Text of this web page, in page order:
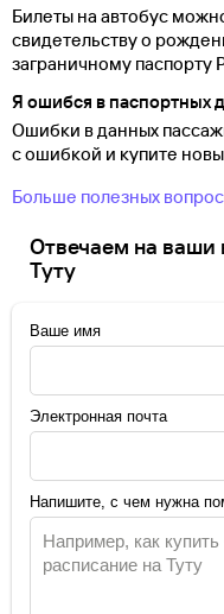
Билеты на автобус
свидетельству о
заграничному паспорту
Я ошибся в паспортных
Ошибки в данных
с ошибкой и купите
Больше полезных
Отвечаем на ваши
Туту
Ваше имя
Электронная почта
Напишите, с чем нужна